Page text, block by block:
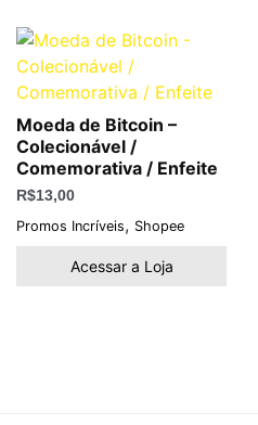
Moeda de Bitcoin –
Colecionável /
Comemorativa / Enfeite
R$13,00
Promos Incríveis, Shopee
Acessar a Loja